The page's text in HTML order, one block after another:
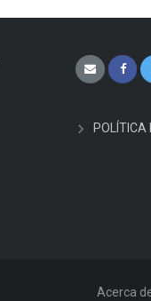
POLÍTICA
Acerca